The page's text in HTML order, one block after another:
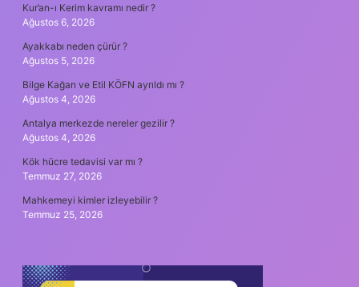
Kur’an-ı Kerim kavramı nedir ?
Ağustos 6, 2026
Ayakkabı neden çürür ?
Ağustos 5, 2026
Bilge Kağan ve Etil KÖFN ayrıldı mı ?
Ağustos 4, 2026
Antalya merkezde nereler gezilir ?
Ağustos 4, 2026
Kök hücre tedavisi var mı ?
Temmuz 27, 2026
Mahkemeyi kimler izleyebilir ?
Temmuz 25, 2026